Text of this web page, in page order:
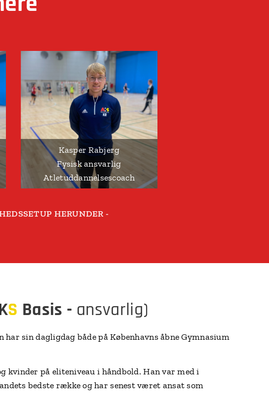
Kasper Rabjerg
Fysisk ansvarlig
Atletuddannelsescoach
HERUNDER -
S Basis - ansvarlig)
har sin dagligdag både på Københavns åbne Gymnasium
kvinder på eliteniveau i håndbold. Han var med i
bedste række og har senest været ansat som